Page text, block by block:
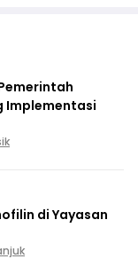
Implementasi
di Yayasan